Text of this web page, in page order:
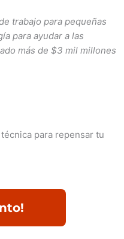
trabajo para pequeñas
para ayudar a las
más de $3 mil millones
para repensar tu